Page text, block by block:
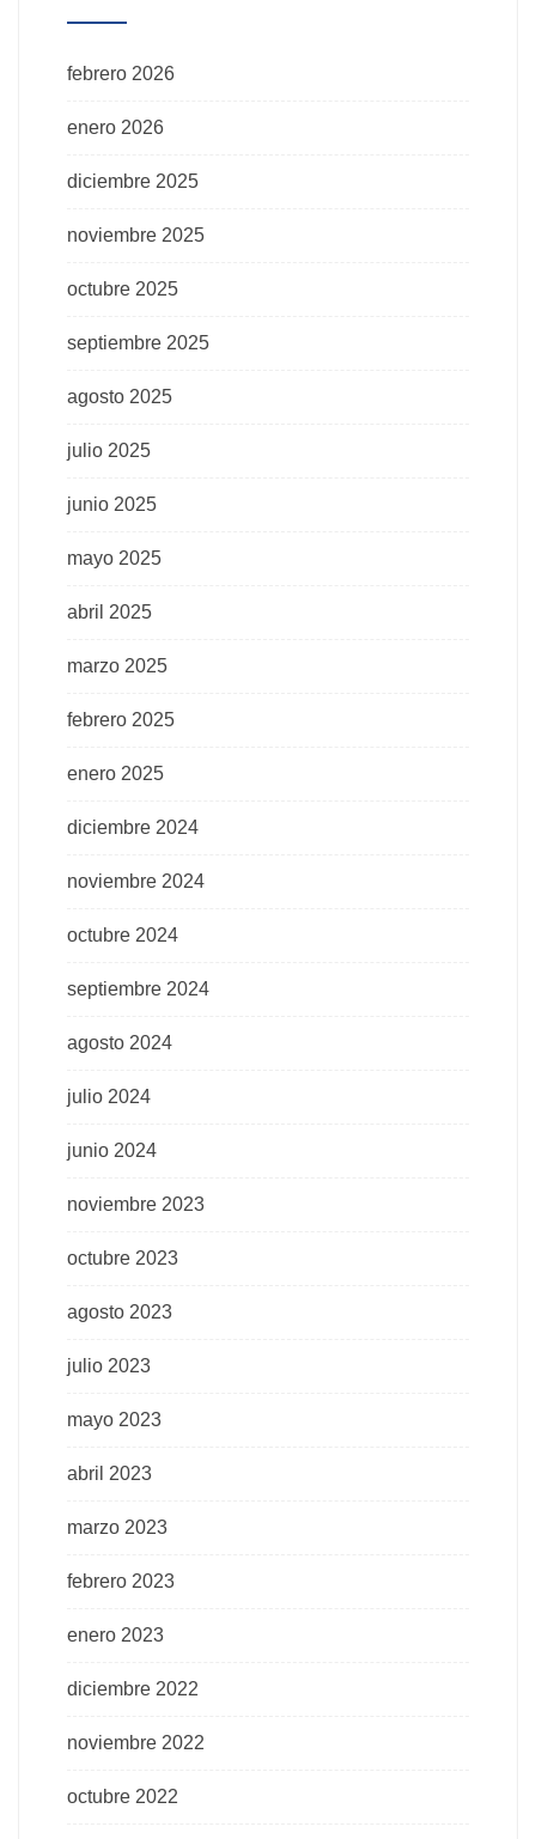
febrero 2026
enero 2026
diciembre 2025
noviembre 2025
octubre 2025
septiembre 2025
agosto 2025
julio 2025
junio 2025
mayo 2025
abril 2025
marzo 2025
febrero 2025
enero 2025
diciembre 2024
noviembre 2024
octubre 2024
septiembre 2024
agosto 2024
julio 2024
junio 2024
noviembre 2023
octubre 2023
agosto 2023
julio 2023
mayo 2023
abril 2023
marzo 2023
febrero 2023
enero 2023
diciembre 2022
noviembre 2022
octubre 2022